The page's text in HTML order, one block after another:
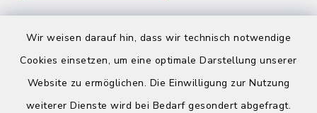
Wir weisen darauf hin, dass wir technisch notwendige
Cookies einsetzen, um eine optimale Darstellung unserer
Website zu ermöglichen. Die Einwilligung zur Nutzung
weiterer Dienste wird bei Bedarf gesondert abgefragt.